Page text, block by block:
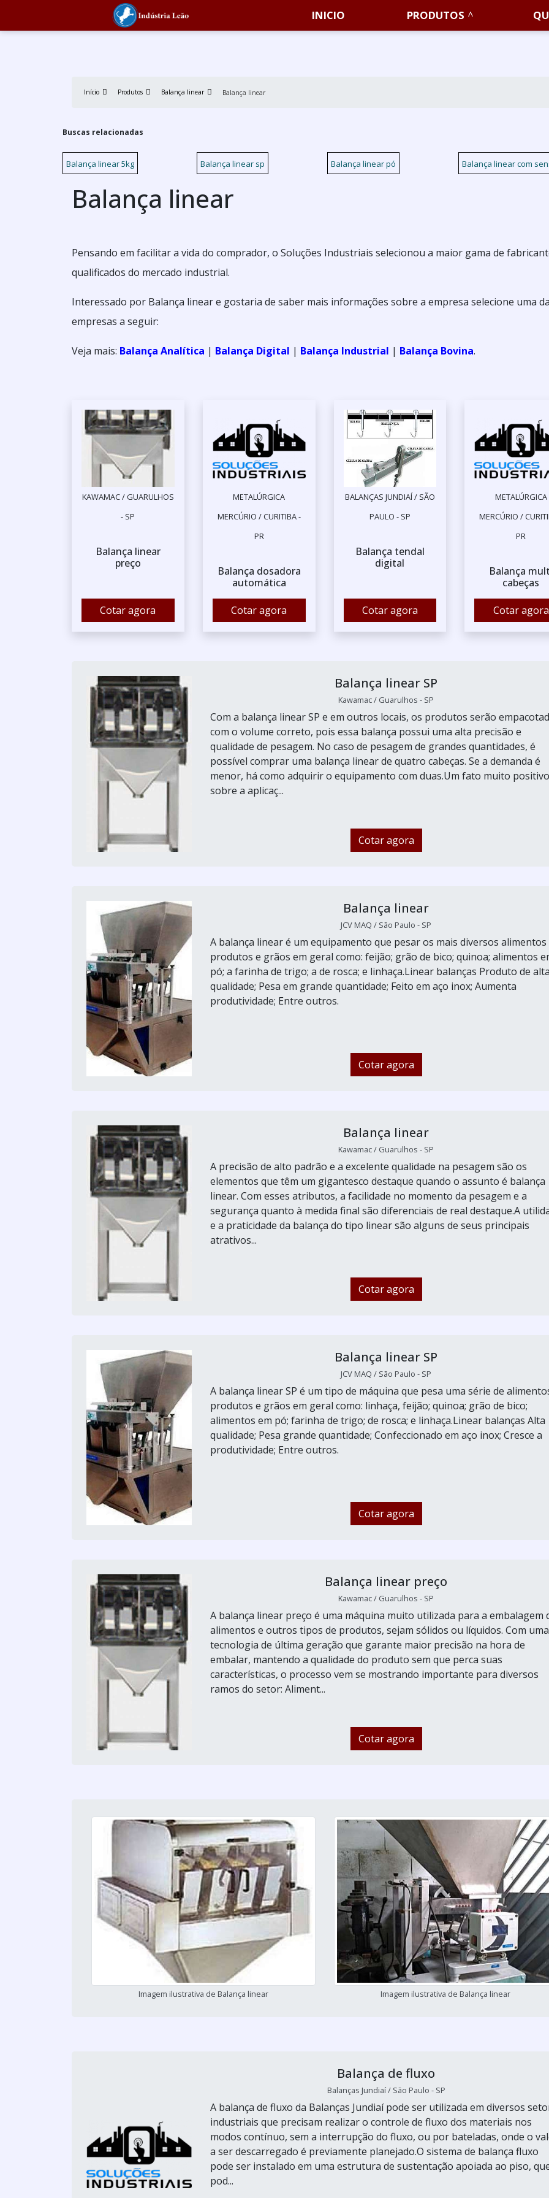
INICIO PRODUTOS
Início Produtos Balança linear Balança linear
Buscas relacionadas
Balança linear 5kg Balança linear sp Balança linear pó Balança linear com
Balança linear
Pensando em facilitar a vida do comprador, o Soluções Industriais selecionou a maior gama de
qualificados do mercado industrial.
Interessado por Balança linear e gostaria de saber mais informações sobre a empresa selecione uma
empresas a seguir:
Veja mais: Balança Analítica | Balança Digital | Balança Industrial | Balança Bovina.
KAWAMAC / GUARULHOS
- SP
Balança linear
preço
Cotar agora
METALÚRGICA
MERCÚRIO / CURITIBA -
PR
Balança dosadora
automática
Cotar agora
BALANÇAS JUNDIAÍ / SÃO
PAULO - SP
Balança tendal
digital
Cotar agora
METALÚRGICA
MERCÚRIO /
PR
Balança
cabeças
Cotar agora
Balança linear SP
Kawamac / Guarulhos - SP
Com a balança linear SP e em outros locais, os produtos serão
com o volume correto, pois essa balança possui uma alta precisão e
qualidade de pesagem. No caso de pesagem de grandes quantidades, é
possível comprar uma balança linear de quatro cabeças. Se a demanda é
menor, há como adquirir o equipamento com duas.Um fato muito positivo
sobre a aplicaç...
Cotar agora
Balança linear
JCV MAQ / São Paulo - SP
A balança linear é um equipamento que pesar os mais diversos alimentos
produtos e grãos em geral como: feijão; grão de bico; quinoa; alimentos
pó; a farinha de trigo; a de rosca; e linhaça.Linear balanças Produto de alta
qualidade; Pesa em grande quantidade; Feito em aço inox; Aumenta
produtividade; Entre outros.
Cotar agora
Balança linear
Kawamac / Guarulhos - SP
A precisão de alto padrão e a excelente qualidade na pesagem são os
elementos que têm um gigantesco destaque quando o assunto é balança
linear. Com esses atributos, a facilidade no momento da pesagem e a
segurança quanto à medida final são diferenciais de real destaque.A
e a praticidade da balança do tipo linear são alguns de seus principais
atrativos...
Cotar agora
Balança linear SP
JCV MAQ / São Paulo - SP
A balança linear SP é um tipo de máquina que pesa uma série de
produtos e grãos em geral como: linhaça, feijão; quinoa; grão de bico;
alimentos em pó; farinha de trigo; de rosca; e linhaça.Linear balanças Alta
qualidade; Pesa grande quantidade; Confeccionado em aço inox; Cresce a
produtividade; Entre outros.
Cotar agora
Balança linear preço
Kawamac / Guarulhos - SP
A balança linear preço é uma máquina muito utilizada para a embalagem
alimentos e outros tipos de produtos, sejam sólidos ou líquidos. Com uma
tecnologia de última geração que garante maior precisão na hora de
embalar, mantendo a qualidade do produto sem que perca suas
características, o processo vem se mostrando importante para diversos
ramos do setor: Aliment...
Cotar agora
Imagem ilustrativa de Balança linear Imagem ilustrativa de Balança linear
Balança de fluxo
Balanças Jundiaí / São Paulo - SP
A balança de fluxo da Balanças Jundiaí pode ser utilizada em diversos
industriais que precisam realizar o controle de fluxo dos materiais nos
modos contínuo, sem a interrupção do fluxo, ou por bateladas, onde o
a ser descarregado é previamente planejado.O sistema de balança fluxo
pode ser instalado em uma estrutura de sustentação apoiada ao piso,
pod...